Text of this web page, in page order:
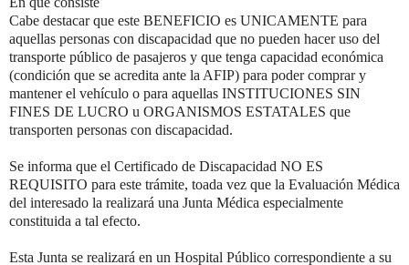
Cabe destacar que este BENEFICIO es UNICAMENTE para
aquellas personas con discapacidad que no pueden hacer uso del
transporte público de pasajeros y que tenga capacidad económica
(condición que se acredita ante la AFIP) para poder comprar y
mantener el vehículo o para aquellas INSTITUCIONES SIN
FINES DE LUCRO u ORGANISMOS ESTATALES que
transporten personas con discapacidad.
Se informa que el Certificado de Discapacidad NO ES
REQUISITO para este trámite, toada vez que la Evaluación Médica
del interesado la realizará una Junta Médica especialmente
constituida a tal efecto.
Esta Junta se realizará en un Hospital Público correspondiente a su